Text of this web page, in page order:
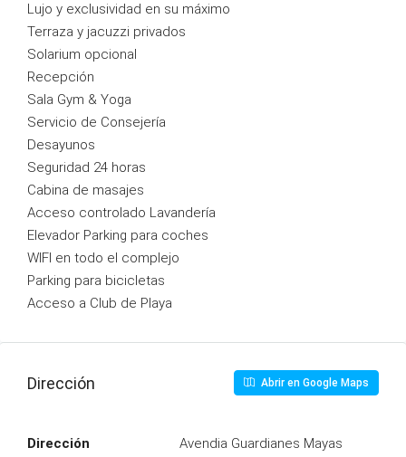
Lujo y exclusividad en su máximo
Terraza y jacuzzi privados
Solarium opcional
Recepción
Sala Gym & Yoga
Servicio de Consejería
Desayunos
Seguridad 24 horas
Cabina de masajes
Acceso controlado Lavandería
Elevador Parking para coches
WIFI en todo el complejo
Parking para bicicletas
Acceso a Club de Playa
Dirección Abrir en Google Maps
Dirección
Avendia Guardianes Mayas